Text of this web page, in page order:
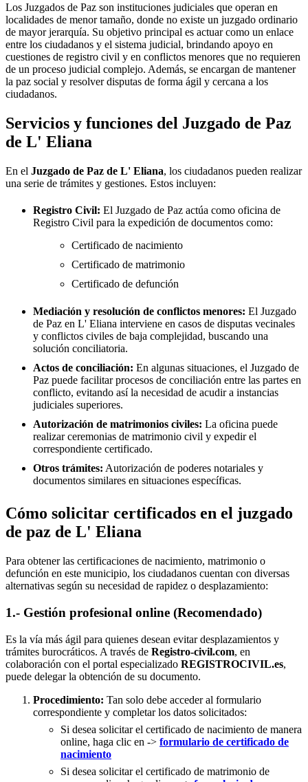
Los Juzgados de Paz son instituciones judiciales que operan en
localidades de menor tamaño, donde no existe un juzgado ordinario
de mayor jerarquía. Su objetivo principal es actuar como un enlace
entre los ciudadanos y el sistema judicial, brindando apoyo en
cuestiones de registro civil y en conflictos menores que no requieren
de un proceso judicial complejo. Además, se encargan de mantener
la paz social y resolver disputas de forma ágil y cercana a los
ciudadanos.
Servicios y funciones del Juzgado de Paz
de L' Eliana
En el Juzgado de Paz de L' Eliana, los ciudadanos pueden realizar
una serie de trámites y gestiones. Estos incluyen:
Registro Civil: El Juzgado de Paz actúa como oficina de
Registro Civil para la expedición de documentos como:
Certificado de nacimiento
Certificado de matrimonio
Certificado de defunción
Mediación y resolución de conflictos menores: El Juzgado
de Paz en L' Eliana interviene en casos de disputas vecinales
y conflictos civiles de baja complejidad, buscando una
solución conciliatoria.
Actos de conciliación: En algunas situaciones, el Juzgado de
Paz puede facilitar procesos de conciliación entre las partes en
conflicto, evitando así la necesidad de acudir a instancias
judiciales superiores.
Autorización de matrimonios civiles: La oficina puede
realizar ceremonias de matrimonio civil y expedir el
correspondiente certificado.
Otros trámites: Autorización de poderes notariales y
documentos similares en situaciones específicas.
Cómo solicitar certificados en el juzgado
de paz de L' Eliana
Para obtener las certificaciones de nacimiento, matrimonio o
defunción en este municipio, los ciudadanos cuentan con diversas
alternativas según su necesidad de rapidez o desplazamiento:
1.- Gestión profesional online (Recomendado)
Es la vía más ágil para quienes desean evitar desplazamientos y
trámites burocráticos. A través de Registro-civil.com, en
colaboración con el portal especializado REGISTROCIVIL.es,
puede delegar la obtención de su documento.
Procedimiento: Tan solo debe acceder al formulario
correspondiente y completar los datos solicitados:
Si desea solicitar el certificado de nacimiento de manera
online, haga clic en -> formulario de certificado de
nacimiento
Si desea solicitar el certificado de matrimonio de